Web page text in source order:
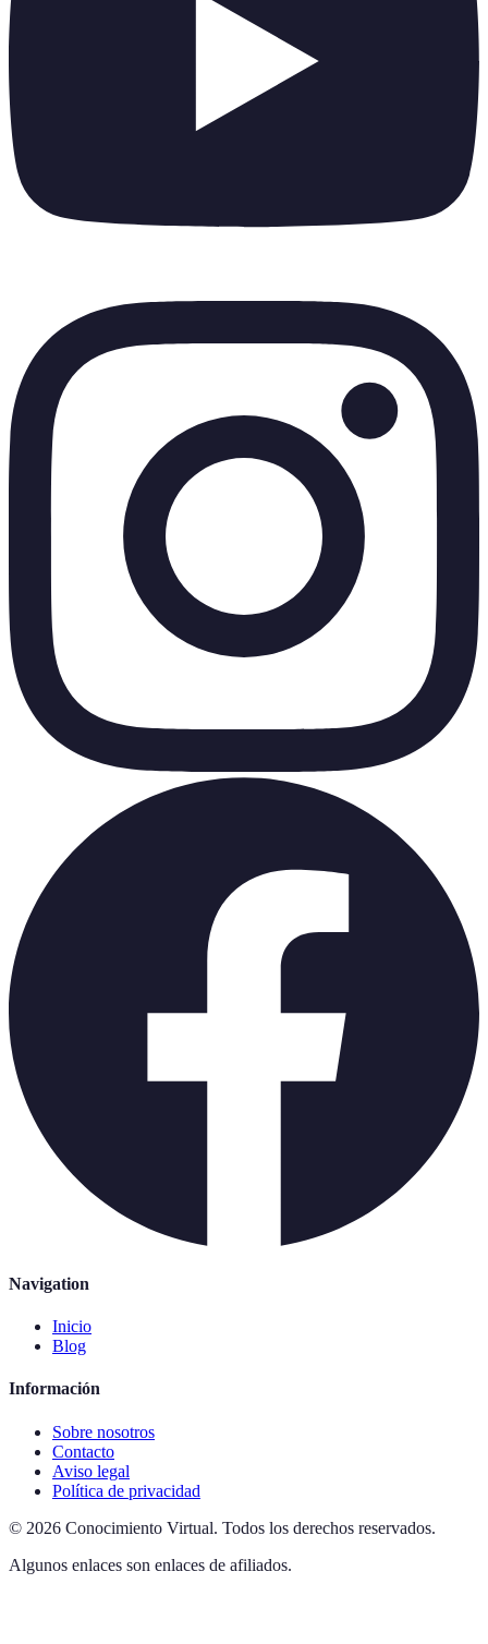
Navigation
Inicio
Blog
Información
Sobre nosotros
Contacto
Aviso legal
Política de privacidad
© 2026 Conocimiento Virtual. Todos los derechos reservados.
Algunos enlaces son enlaces de afiliados.